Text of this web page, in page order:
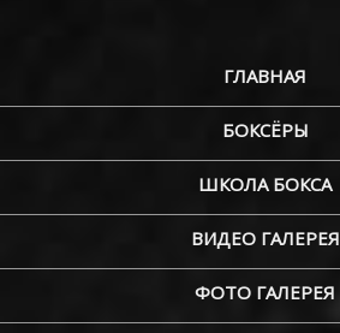
ГЛАВНАЯ
БОКСЁРЫ
ШКОЛА БОКСА
ВИДЕО ГАЛЕРЕЯ
ФОТО ГАЛЕРЕЯ